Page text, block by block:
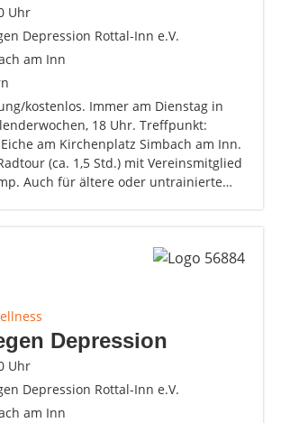
Uhr
Depression Rottal-Inn e.V.
am Inn
kostenlos. Immer am Dienstag in
18 Uhr. Treffpunkt:
am Kirchenplatz Simbach am Inn.
(ca. 1,5 Std.) mit Vereinsmitglied
Auch für ältere oder untrainierte…
Depression
Uhr
Depression Rottal-Inn e.V.
am Inn